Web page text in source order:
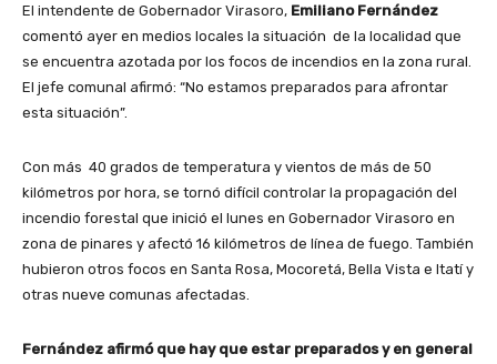
El intendente de Gobernador Virasoro, Emiliano Fernández
comentó ayer en medios locales la situación de la localidad que
se encuentra azotada por los focos de incendios en la zona rural.
El jefe comunal afirmó: “No estamos preparados para afrontar
esta situación”.
Con más 40 grados de temperatura y vientos de más de 50
kilómetros por hora, se tornó difícil controlar la propagación del
incendio forestal que inició el lunes en Gobernador Virasoro en
zona de pinares y afectó 16 kilómetros de línea de fuego. También
hubieron otros focos en Santa Rosa, Mocoretá, Bella Vista e Itatí y
otras nueve comunas afectadas.
Fernández afirmó que hay que estar preparados y en general